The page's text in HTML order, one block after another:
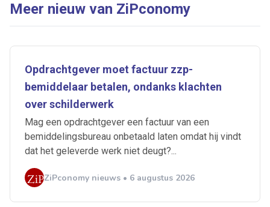
Meer nieuw van ZiPconomy
Opdrachtgever moet factuur zzp-
bemiddelaar betalen, ondanks klachten
over schilderwerk
Mag een opdrachtgever een factuur van een
bemiddelingsbureau onbetaald laten omdat hij vindt
dat het geleverde werk niet deugt?...
ZiPconomy nieuws • 6 augustus 2026